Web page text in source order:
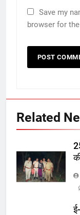
Save my
browser for
Related